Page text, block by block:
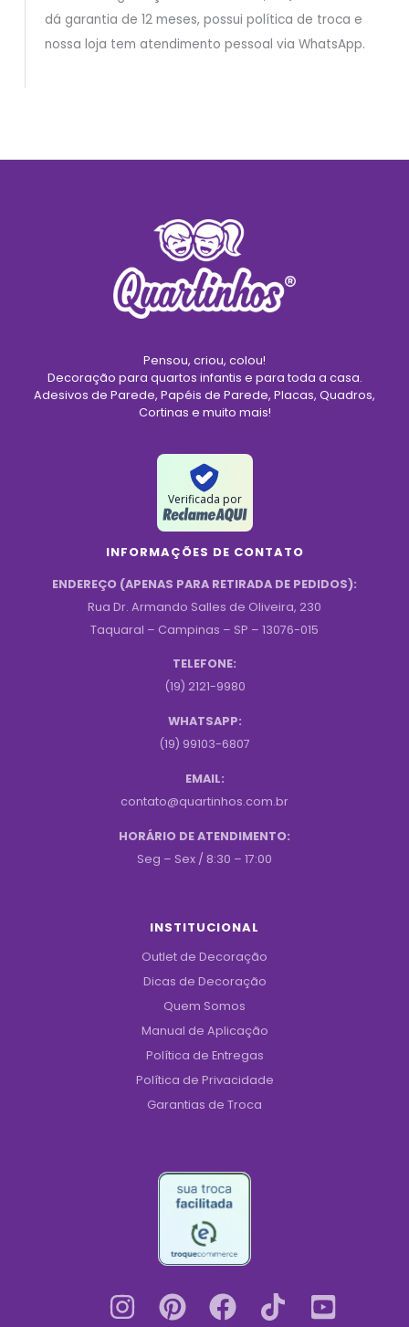
dá garantia de 12 meses, possui política de troca e
nossa loja tem atendimento pessoal via WhatsApp.
Pensou, criou, colou!
Decoração para quartos infantis e para toda a casa.
Adesivos de Parede, Papéis de Parede, Placas, Quadros,
Cortinas e muito mais!
Verificada por
INFORMAÇÕES DE CONTATO
ENDEREÇO (APENAS PARA RETIRADA DE PEDIDOS):
Rua Dr. Armando Salles de Oliveira, 230
Taquaral – Campinas – SP – 13076-015
TELEFONE:
(19) 2121-9980
WHATSAPP:
(19) 99103-6807
EMAIL:
contato@quartinhos.com.br
HORÁRIO DE ATENDIMENTO:
Seg – Sex / 8:30 – 17:00
INSTITUCIONAL
Outlet de Decoração
Dicas de Decoração
Quem Somos
Manual de Aplicação
Política de Entregas
Política de Privacidade
Garantias de Troca